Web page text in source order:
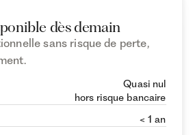
dès demain
sans risque de perte,
Quasi nul
hors risque bancaire
< 1 an